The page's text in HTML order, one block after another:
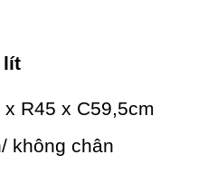
lít
R45 x C59,5cm
không chân